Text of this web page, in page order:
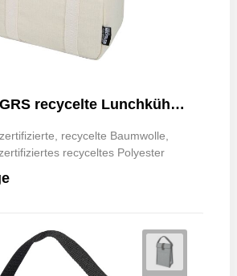
Recanvas GRS recycelte Lunchkühltasche 5L
recycelte Baumwolle,
recyceltes Polyester